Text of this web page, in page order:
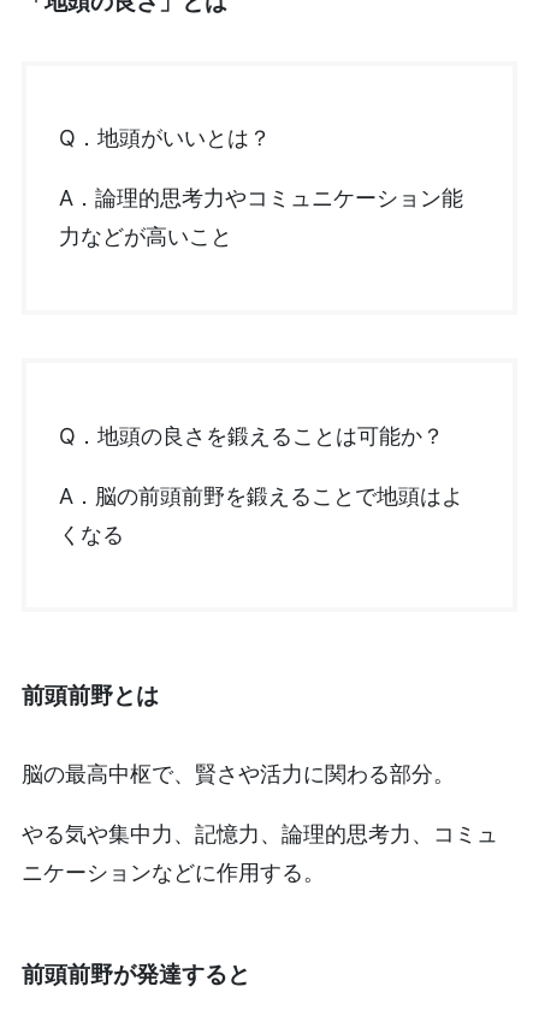
Q．地頭がいいとは？
A．論理的思考力やコミュニケーション能
力などが高いこと
Q．地頭の良さを鍛えることは可能か？
A．脳の前頭前野を鍛えることで地頭はよ
くなる
前頭前野とは
脳の最高中枢で、賢さや活力に関わる部分。
やる気や集中力、記憶力、論理的思考力、コミュ
ニケーションなどに作用する。
前頭前野が発達すると